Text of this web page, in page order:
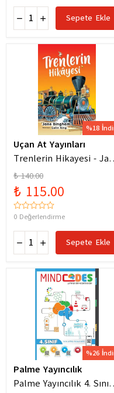
Sepete Ekle
%18
Uçan At Yayınları
Trenlerin Hikayesi -
Bingham
₺ 140.00
₺ 115.00
0 Değerlendirme
Sepete Ekle
%26
Palme Yayıncılık
Palme Yayıncılık 4. Sınıf